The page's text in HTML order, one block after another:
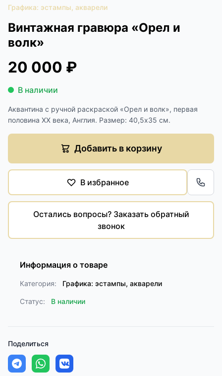
Графика: эстампы, акварели
Винтажная гравюра «Орел и
волк»
20 000 ₽
В наличии
Аквантина с ручной раскраской «Орел и волк», первая
половина ХХ века, Англия. Размер: 40,5х35 см.
Добавить в корзину
В избранное
Остались вопросы? Заказать обратный
звонок
Информация о товаре
Категория: Графика: эстампы, акварели
Статус: В наличии
Поделиться